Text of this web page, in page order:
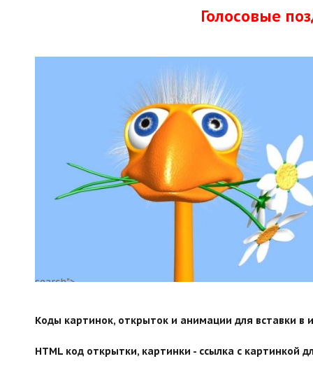
Голосовые
search">
Коды картинок, открыток и анимации для вставки в
HTML код открытки, картинки - ссылка с картинкой